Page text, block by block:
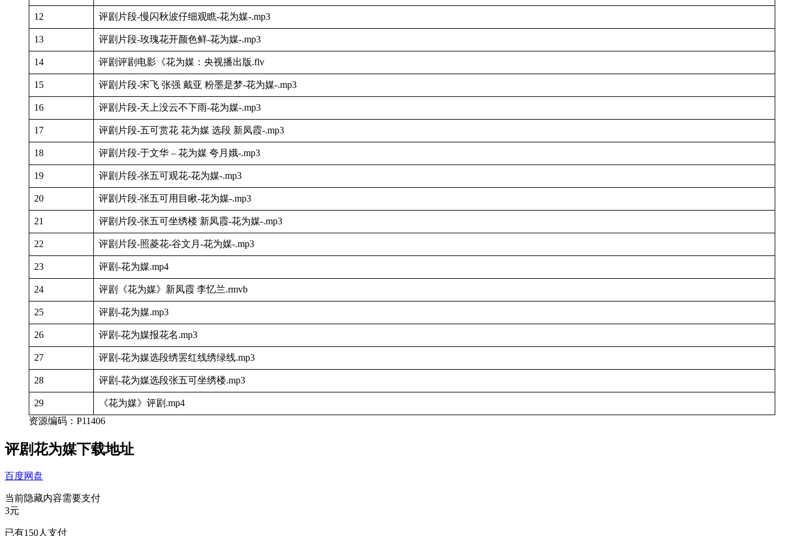
12 评剧片段-慢闪秋波仔细观瞧-花为媒-.mp3
13 评剧片段-玫瑰花开颜色鲜-花为媒-.mp3
14 评剧评剧电影《花为媒：央视播出版.flv
15 评剧片段-宋飞 张强 戴亚 粉墨是梦-花为媒-.mp3
16 评剧片段-天上没云不下雨-花为媒-.mp3
17 评剧片段-五可赏花 花为媒 选段 新凤霞-.mp3
18 评剧片段-于文华 – 花为媒 夸月娥-.mp3
19 评剧片段-张五可观花-花为媒-.mp3
20 评剧片段-张五可用目瞅-花为媒-.mp3
21 评剧片段-张五可坐绣楼 新凤霞-花为媒-.mp3
22 评剧片段-照菱花-谷文月-花为媒-.mp3
23 评剧-花为媒.mp4
24 评剧《花为媒》新凤霞 李忆兰.rmvb
25 评剧-花为媒.mp3
26 评剧-花为媒报花名.mp3
27 评剧-花为媒选段绣罢红线绣绿线.mp3
28 评剧-花为媒选段张五可坐绣楼.mp3
29
《花为媒》评剧.mp4
资源编码：P11406
评剧花为媒下载地址
百度网盘
当前隐藏内容需要支付
3元
已有150人支付